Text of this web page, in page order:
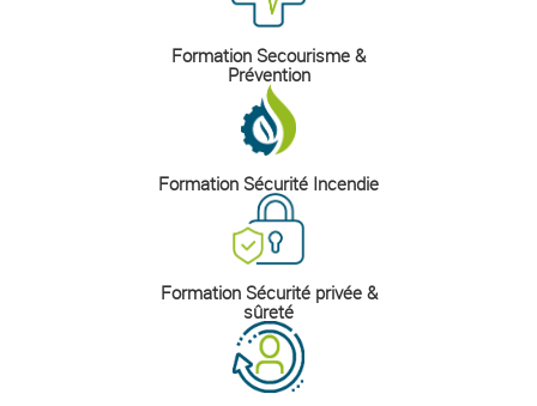
Formation Secourisme &
Prévention
Formation Sécurité Incendie
Formation Sécurité privée &
sûreté